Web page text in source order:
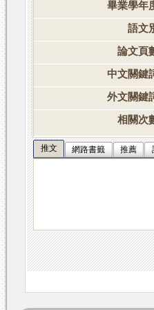
畢業學年
語文
論文頁
中文關鍵
外文關鍵
相關次
推文 網路書籤 推薦